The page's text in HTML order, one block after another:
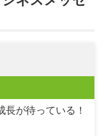
が待っている！